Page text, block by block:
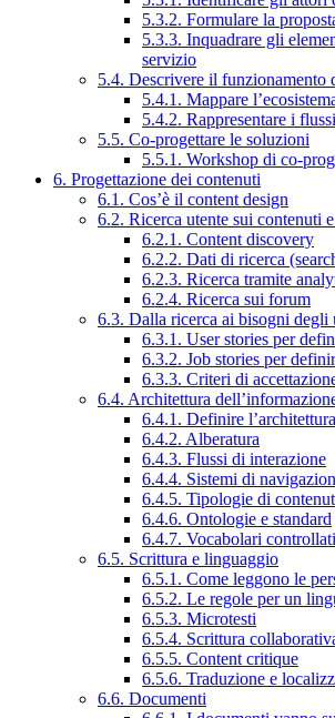
5.3.2. Formulare la
5.3.3. Inquadrare gli
servizio
5.4. Descrivere il funzionamento
5.4.1. Mappare
5.4.2. Rappresentare i
5.5. Co-progettare le soluzioni
5.5.1. Workshop di co-
6. Progettazione dei contenuti
6.1. Cos’è il content design
6.2. Ricerca utente sui contenuti
6.2.1. Content discovery
6.2.2. Dati di ricerca
6.2.3. Ricerca tramite
6.2.4. Ricerca sui forum
6.3. Dalla ricerca ai bisogni degli
6.3.1. User stories per
6.3.2. Job stories per
6.3.3. Criteri di
6.4. Architettura
6.4.1. Definire
6.4.2. Alberatura
6.4.3. Flussi di interazione
6.4.4. Sistemi di
6.4.5. Tipologie di
6.4.6. Ontologie e standard
6.4.7. Vocabolari
6.5. Scrittura e linguaggio
6.5.1. Come leggono le
6.5.2. Le regole per un
6.5.3. Microtesti
6.5.4. Scrittura
6.5.5. Content critique
6.5.6. Traduzione e
6.6. Documenti